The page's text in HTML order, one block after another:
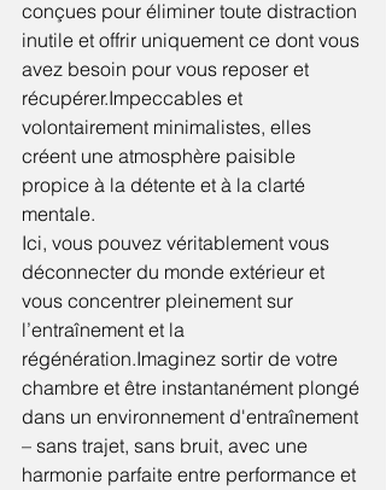
conçues pour éliminer toute distraction
inutile et offrir uniquement ce dont vous
avez besoin pour vous reposer et
récupérer.Impeccables et
volontairement minimalistes, elles
créent une atmosphère paisible
propice à la détente et à la clarté
mentale.
Ici, vous pouvez véritablement vous
déconnecter du monde extérieur et
vous concentrer pleinement sur
l’entraînement et la
régénération.Imaginez sortir de votre
chambre et être instantanément plongé
dans un environnement d'entraînement
– sans trajet, sans bruit, avec une
harmonie parfaite entre performance et